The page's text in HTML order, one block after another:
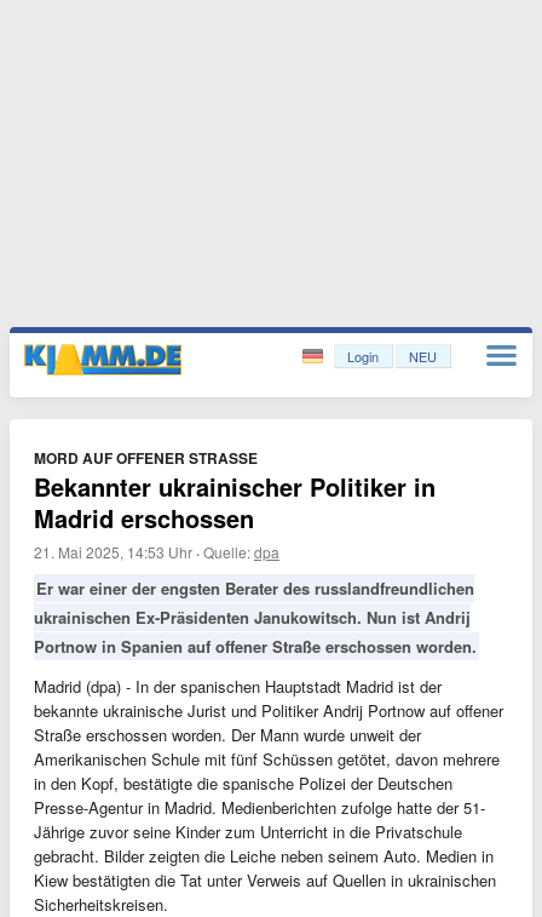
Login NEU
MORD AUF OFFENER STRASSE
Bekannter ukrainischer Politiker in
Madrid erschossen
21. Mai 2025, 14:53 Uhr ·Quelle:dpa
Er war einer der engsten Berater des russlandfreundlichen
ukrainischen Ex-Präsidenten Janukowitsch. Nun ist Andrij
Portnow in Spanien auf offener Straße erschossen worden.
Madrid (dpa) - In der spanischen Hauptstadt Madrid ist der
bekannte ukrainische Jurist und Politiker Andrij Portnow auf offener
Straße erschossen worden. Der Mann wurde unweit der
Amerikanischen Schule mit fünf Schüssen getötet, davon mehrere
in den Kopf, bestätigte die spanische Polizei der Deutschen
Presse-Agentur in Madrid. Medienberichten zufolge hatte der 51-
Jährige zuvor seine Kinder zum Unterricht in die Privatschule
gebracht. Bilder zeigten die Leiche neben seinem Auto. Medien in
Kiew bestätigten die Tat unter Verweis auf Quellen in ukrainischen
Sicherheitskreisen.